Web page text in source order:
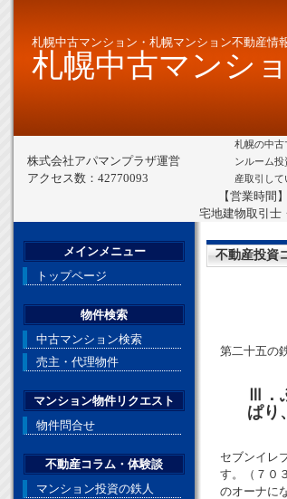
札幌中古マンション・札幌マンション不動産情
札幌中古マンシ
株式会社アパマンプラザ運営
アクセス数：42770093
札幌の中古
ンルーム
産取引して
【営業時
宅地建物取引士
不動産投資
第二十五の
Ⅲ．
ぱり
セブンイレ
す。（７０
のオーナに
メインメニュー
トップページ
物件検索
中古マンション検索
売主・代理物件
マンション物件リクエスト
物件問合せ
不動産コラム・体験談
マンション投資の鉄人